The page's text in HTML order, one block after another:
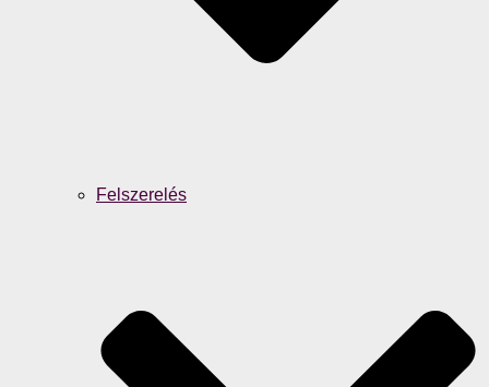
Felszerelés